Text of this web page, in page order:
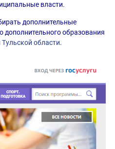
власти.
дополнительные
дополнительного образования
области.